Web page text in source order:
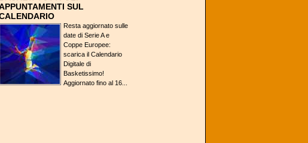
SUL
Resta aggiornato sulle
date di Serie A e
Coppe Europee:
scarica il Calendario
Digitale di
Basketissimo!
Aggiornato fino al 16...